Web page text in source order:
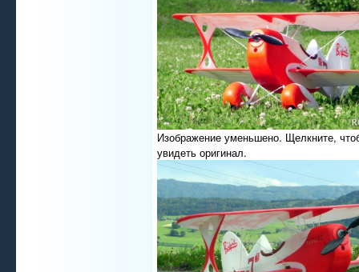
Изображение уменьшено. Щелкните,
увидеть оригинал.